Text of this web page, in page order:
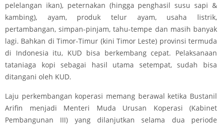
pelelangan ikan), peternakan (hingga penghasil susu sapi &
kambing), ayam, produk telur ayam, usaha listrik,
pertambangan, simpan-pinjam, tahu-tempe dan masih banyak
lagi. Bahkan di Timor-Timur (kini Timor Leste) provinsi termuda
di Indonesia itu, KUD bisa berkembang cepat. Pelaksanaan
tataniaga kopi sebagai hasil utama setempat, sudah bisa
ditangani oleh KUD.
Laju perkembangan koperasi memang berawal ketika Bustanil
Arifin menjadi Menteri Muda Urusan Koperasi (Kabinet
Pembangunan III) yang dilanjutkan selama dua periode